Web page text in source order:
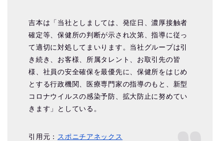
吉本は「当社としましては、発症日、濃厚接触者
確定等、保健所の判断が示され次第、指導に従っ
て適切に対処してまいります。当社グループは引
き続き、お客様、所属タレント、お取引先の皆
様、社員の安全確保を最優先に、保健所をはじめ
とする行政機関、医療専門家の指導のもと、新型
コロナウイルスの感染予防、拡大防止に努めてい
きます」としている。
引用元： スポニチアネックス